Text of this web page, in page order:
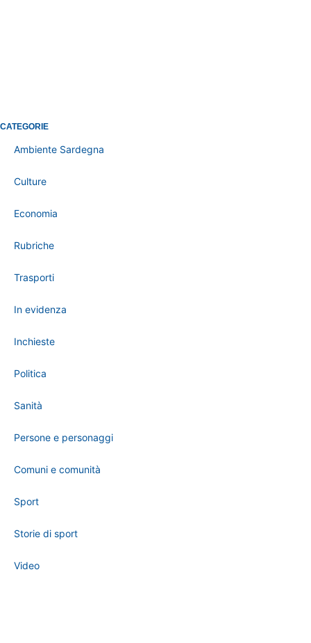
CATEGORIE
Ambiente Sardegna
Culture
Economia
Rubriche
Trasporti
In evidenza
Inchieste
Politica
Sanità
Persone e personaggi
Comuni e comunità
Sport
Storie di sport
Video